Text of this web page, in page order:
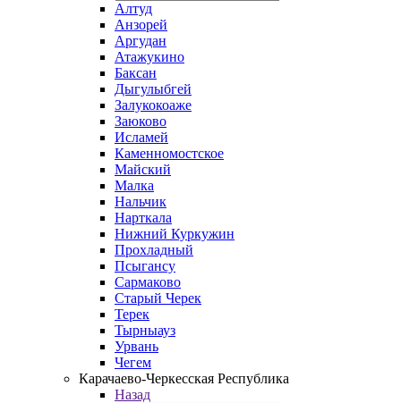
Алтуд
Анзорей
Аргудан
Атажукино
Баксан
Дыгулыбгей
Залукокоаже
Заюково
Исламей
Каменномостское
Майский
Малка
Нальчик
Нарткала
Нижний Куркужин
Прохладный
Псыгансу
Сармаково
Старый Черек
Терек
Тырныауз
Урвань
Чегем
Карачаево-Черкесская Республика
Назад